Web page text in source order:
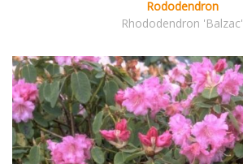
Rododendron
Rhododendron 'Balzac'